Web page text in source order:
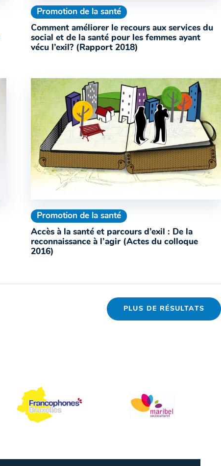
Promotion de la santé
Comment améliorer le recours aux services du
social et de la santé pour les femmes ayant
vécu l’exil? (Rapport 2018)
Promotion de la santé
Accès à la santé et parcours d’exil : De la
reconnaissance à l’agir (Actes du colloque
2016)
PLUS DE RÉSULTATS